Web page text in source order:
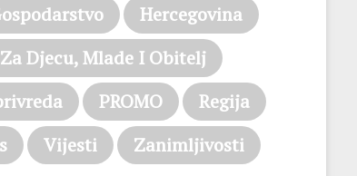
Hercegovina
Djecu, Mlade I Obitelj
PROMO
Regija
Vijesti
Zanimljivosti